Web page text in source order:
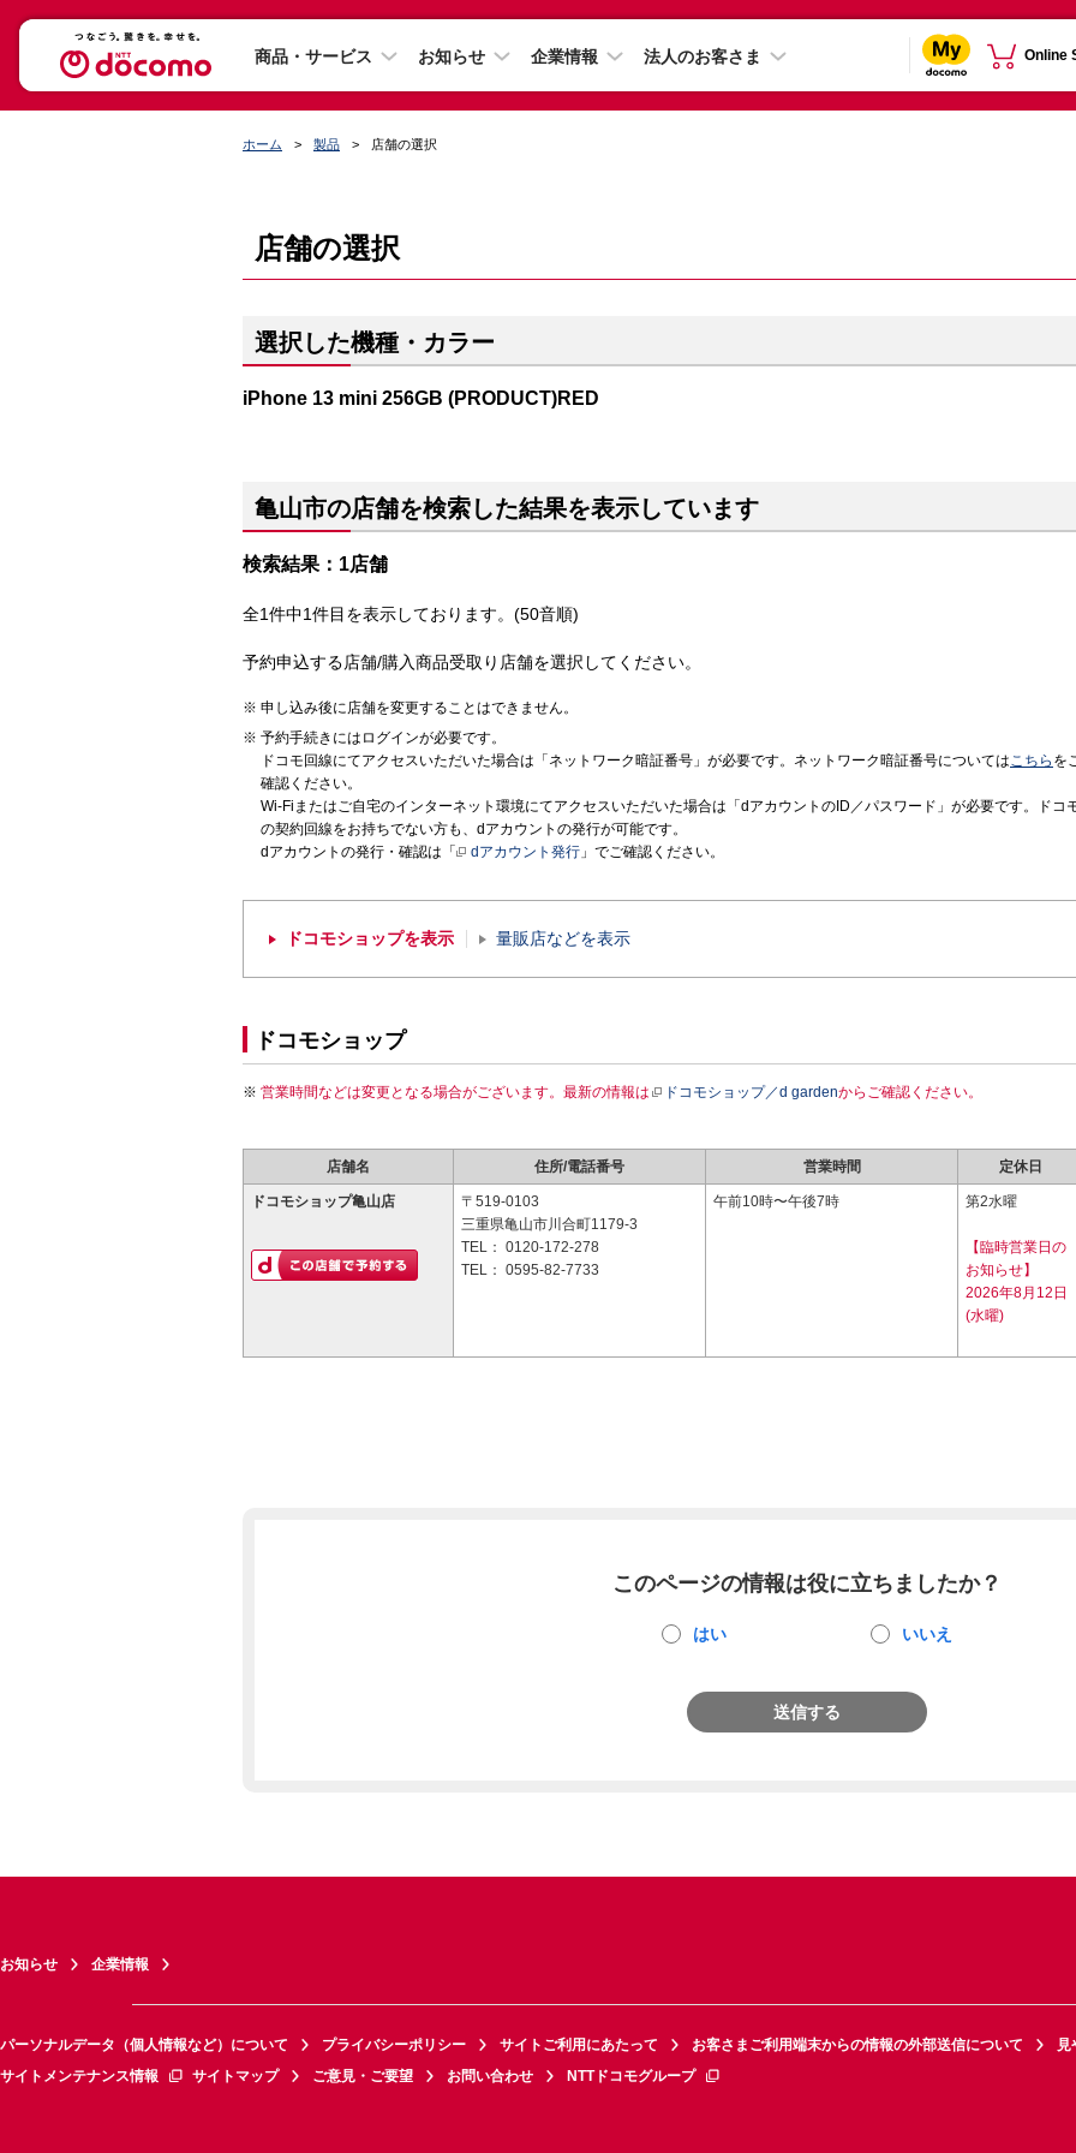
商品・サービス お知らせ 企業情報 法人のお客さま Online
ホーム 製品 店舗の選択
店舗の選択
選択した機種・カラー
iPhone 13 mini 256GB (PRODUCT)RED
亀山市の店舗を検索した結果を表示しています
検索結果：1店舗
全1件中1件目を表示しております。(50音順)
予約申込する店舗/購入商品受取り店舗を選択してください。
申し込み後に店舗を変更することはできません。
予約手続きにはログインが必要です。
ドコモ回線にてアクセスいただいた場合は「ネットワーク暗証番号」が必要です。ネットワーク暗証番号についてはこちら を
確認ください。
Wi-Fiまたはご自宅のインターネット環境にてアクセスいただいた場合は「dアカウントのID／パスワード」が必要です。ドコ
の契約回線をお持ちでない方も、dアカウントの発行が可能です。
dアカウントの発行・確認は「
dアカウント発行 」でご確認ください。
ドコモショップを表示 量販店などを表示
ドコモショップ
営業時間などは変更となる場合がございます。最新の情報は ドコモショップ／d gardenからご確認ください。
店舗名 住所/電話番号 営業時間 定休日
ドコモショップ亀山店
〒519-0103
三重県亀山市川合町1179-3
TEL： 0120-172-278
TEL： 0595-82-7733
午前10時〜午後7時 第2水曜
【臨時営業日の
お知らせ】
2026年8月12日
(水曜)
このページの情報は役に立ちましたか？
はい いいえ
送信する
お知らせ 企業情報
パーソナルデータ（個人情報など）について プライバシーポリシー サイトご利用にあたって お客さまご利用端末からの情報の外部送信について
見
サイトメンテナンス情報
サイトマップ ご意見・ご要望 お問い合わせ NTTドコモグループ